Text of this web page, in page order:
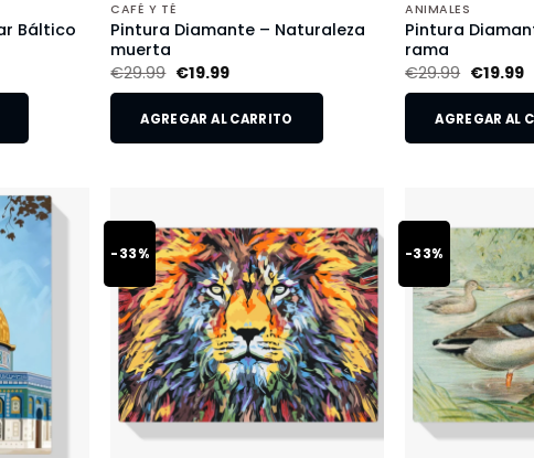
Báltico
CAFÉ Y TÉ
Pintura Diamante – Naturaleza
muerta
€29.99 €19.99
AGREGAR AL CARRITO
ANIMALES
Pintura
rama
€29.99 €19.99
AGREGAR AL
-33% -33%